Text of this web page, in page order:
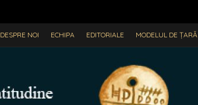
DESPRE NOI ECHIPA EDITORIALE MODELUL DE ȚARĂ